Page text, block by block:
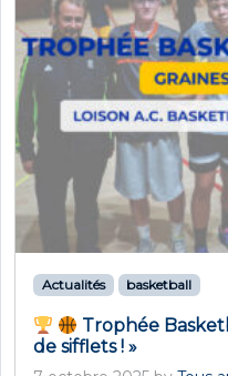
Actualités basketball
Trophée
de sifflets ! »